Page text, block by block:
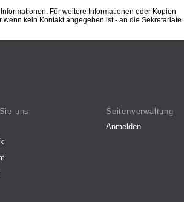
Für weitere Informationen oder Kopien
kein Kontakt angegeben ist - an die Sekretariate
uns
Seitenverwaltung
Anmelden